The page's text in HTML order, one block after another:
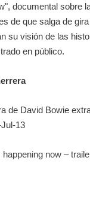
documental sobre
de que salga de
su visión de las
en público.
de David Bowie
13
now –